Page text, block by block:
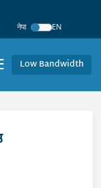
नेपा
EN
Low Bandwidth